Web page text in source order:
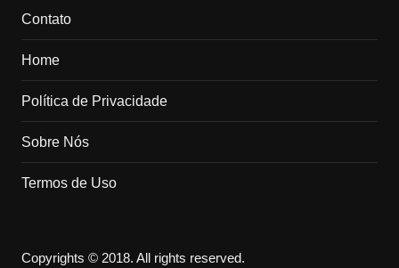
Contato
Home
Política de Privacidade
Sobre Nós
Termos de Uso
Copyrights © 2018. All rights reserved.